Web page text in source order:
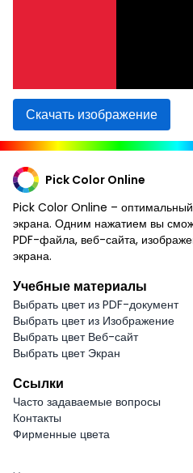
Скачать изображение
Pick Color Online
Pick Color Online – оптимальный
экрана. Одним нажатием вы
PDF-файла, веб-сайта,
экрана.
Учебные материалы
Выбрать цвет из PDF-документ
Выбрать цвет из Изображение
Выбрать цвет Веб-сайт
Выбрать цвет Экран
Ссылки
Часто задаваемые вопросы
Контакты
Фирменные цвета